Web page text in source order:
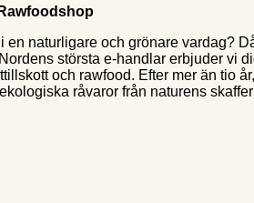
en naturligare och grönare vardag?
största e-handlar erbjuder vi
och rawfood. Efter mer än tio
råvaror från naturens